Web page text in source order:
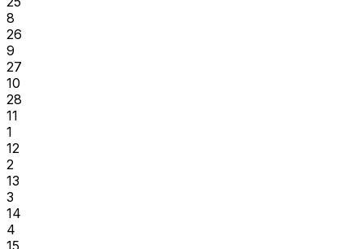
8
26
9
27
10
28
11
1
12
2
13
3
14
4
15